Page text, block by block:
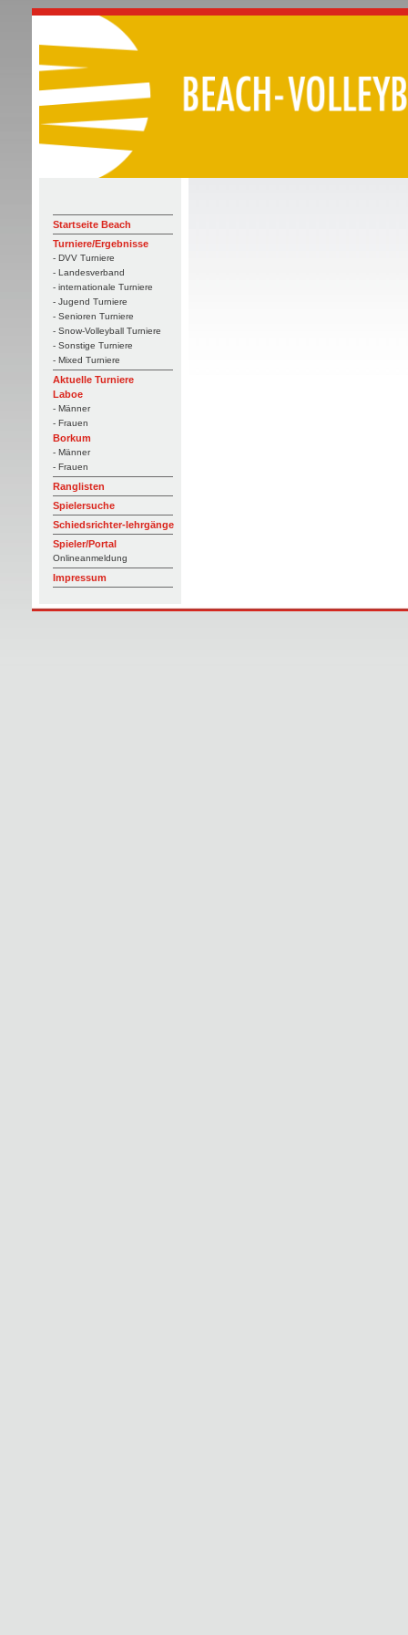
Startseite Beach
Turniere/Ergebnisse
- DVV Turniere
- Landesverband
- internationale Turniere
- Jugend Turniere
- Senioren Turniere
- Snow-Volleyball Turniere
- Sonstige Turniere
- Mixed Turniere
Aktuelle Turniere
Laboe
- Männer
- Frauen
Borkum
- Männer
- Frauen
Ranglisten
Spielersuche
Schiedsrichter-lehrgänge
Spieler/Portal
Onlineanmeldung
Impressum